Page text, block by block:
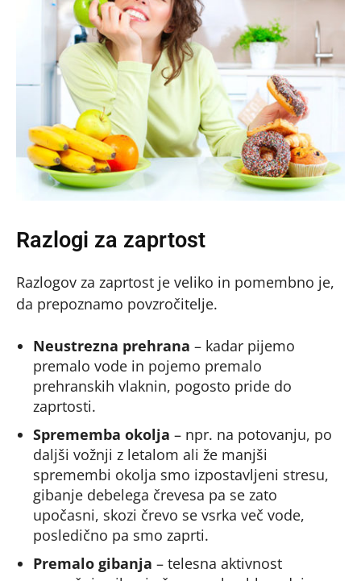
Razlogi za zaprtost
Razlogov za zaprtost je veliko in pomembno je,
da prepoznamo povzročitelje.
Neustrezna prehrana – kadar pijemo
premalo vode in pojemo premalo
prehranskih vlaknin, pogosto pride do
zaprtosti.
Sprememba okolja – npr. na potovanju, po
daljši vožnji z letalom ali že manjši
spremembi okolja smo izpostavljeni stresu,
gibanje debelega črevesa pa se zato
upočasni, skozi črevo se vsrka več vode,
posledično pa smo zaprti.
Premalo gibanja – telesna aktivnost